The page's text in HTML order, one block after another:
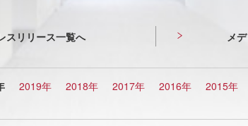
スリリース一覧へ メ
2019年 2018年 2017年 2016年 2015年